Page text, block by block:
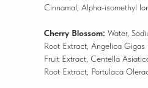
Cinnamal, Alpha-isomethyl
Cherry Blossom: Water,
Root Extract, Angelica
Fruit Extract, Centella
Root Extract, Portulaca